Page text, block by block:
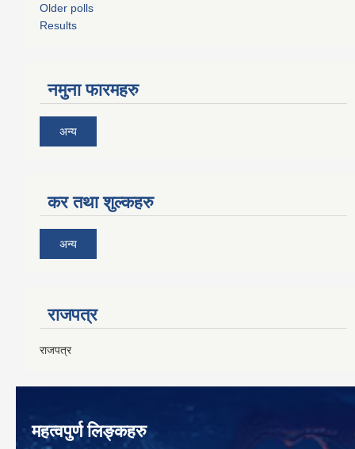
Older polls
Results
नमुना फारमहरु
अन्य
कर तथा शुल्कहरु
अन्य
राजपत्र
राजपत्र
महत्वपुर्ण लिङ्कहरु